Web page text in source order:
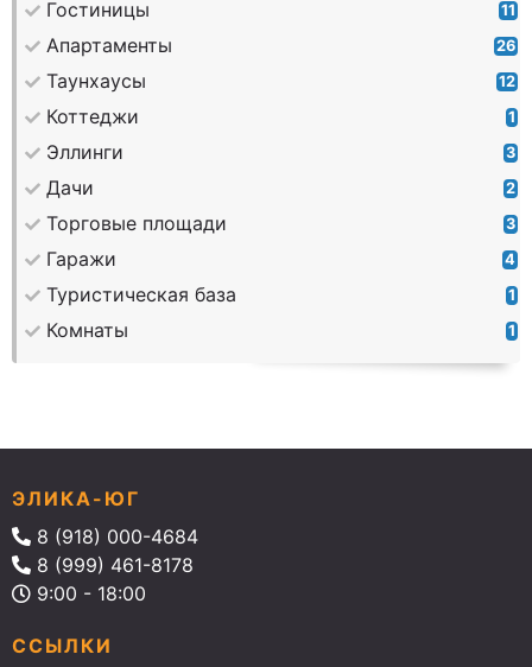
Гостиницы 11
Апартаменты 26
Таунхаусы 12
Коттеджи 1
Эллинги 3
Дачи 2
Торговые площади 3
Гаражи 4
Туристическая база 1
Комнаты 1
ЭЛИКА-ЮГ
8 (918) 000-4684
8 (999) 461-8178
9:00 - 18:00
ССЫЛКИ